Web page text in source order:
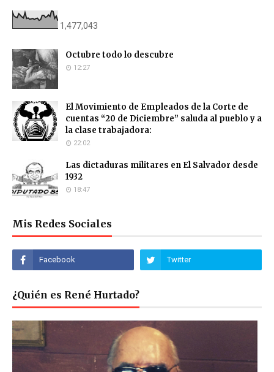
1,477,043
Octubre todo lo descubre
12:27
El Movimiento de Empleados de la Corte de
cuentas “20 de Diciembre” saluda al pueblo y a
la clase trabajadora:
22:02
Las dictaduras militares en El Salvador desde
1932
18:47
Mis Redes Sociales
¿Quién es René Hurtado?